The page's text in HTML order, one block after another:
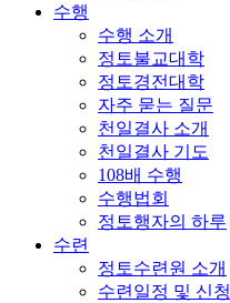
수행
수행 소개
정토불교대학
정토경전대학
자주 묻는 질문
천일결사 소개
천일결사 기도
108배 수행
수행법회
정토행자의 하루
수련
정토수련원 소개
수련일정 및 신청